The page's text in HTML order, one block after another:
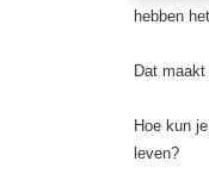
hebben
Dat
Hoe kun
leven?